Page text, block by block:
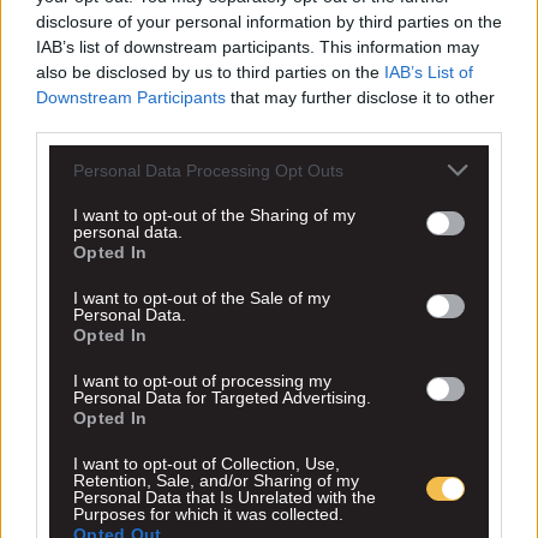
disclosure of your personal information by third parties on the
IAB’s list of downstream participants. This information may
also be disclosed by us to third parties on the IAB’s List of
Downstream Participants that may further disclose it to other
Personal Data Processing Opt Outs
I want to opt-out of the Sharing of my
personal data.
Opted In
I want to opt-out of the Sale of my
Personal Data.
Opted In
I want to opt-out of processing my
Personal Data for Targeted Advertising.
Opted In
I want to opt-out of Collection, Use,
Retention, Sale, and/or Sharing of my
Personal Data that Is Unrelated with the
Purposes for which it was collected.
Ο ισχυρός άντρας της ΑΕΚ βρίσκεται στην κλήρωση του νέου
πρωταθλήματος της Super League, ενώ από πλευράς ΑΕΚ είναι και
Μηνάς Λυσάνδρου Το παρών...
Διαβάστε περισσότερα